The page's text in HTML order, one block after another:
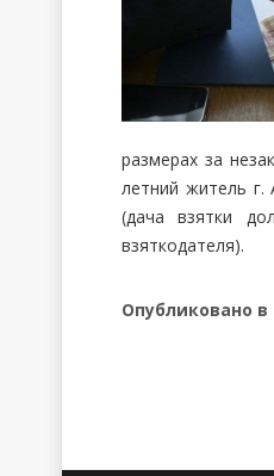
размерах за
летний житель г.
(дача взятки
взяткодателя).
Опубликовано в